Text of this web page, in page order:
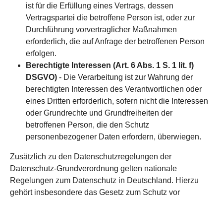
ist für die Erfüllung eines Vertrags, dessen
Vertragspartei die betroffene Person ist, oder zur
Durchführung vorvertraglicher Maßnahmen
erforderlich, die auf Anfrage der betroffenen Person
erfolgen.
Berechtigte Interessen (Art. 6 Abs. 1 S. 1 lit. f)
DSGVO) - Die Verarbeitung ist zur Wahrung der
berechtigten Interessen des Verantwortlichen oder
eines Dritten erforderlich, sofern nicht die Interessen
oder Grundrechte und Grundfreiheiten der
betroffenen Person, die den Schutz
personenbezogener Daten erfordern, überwiegen.
Zusätzlich zu den Datenschutzregelungen der
Datenschutz-Grundverordnung gelten nationale
Regelungen zum Datenschutz in Deutschland. Hierzu
gehört insbesondere das Gesetz zum Schutz vor